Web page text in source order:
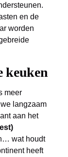
en de
worden
keuken
meer
langzaam
aan het
wat houdt
heeft